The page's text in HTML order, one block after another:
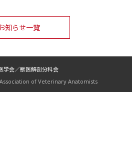
知らせ一覧
学会／獣医解剖分科会
of Veterinary Anatomists